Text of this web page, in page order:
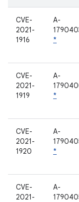
CVE-
2021-
1916
A-
*
CVE-
2021-
1919
A-
*
CVE-
2021-
1920
A-
*
CVE-
2021-
A-